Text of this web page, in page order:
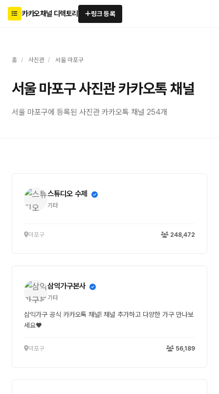
카카오채널 디렉토리 링크 등록
홈 / 사진관 / 서울 마포구
서울 마포구 사진관 카카오톡 채널
서울 마포구에 등록된 사진관 카카오톡 채널 254개
스튜디오 수제
기타
마포구 248,472
삼익가구본사
기타
삼익가구 공식 카카오톡 채널! 채널 추가하고 다양한 가구 만나보
세요♥
마포구 56,189